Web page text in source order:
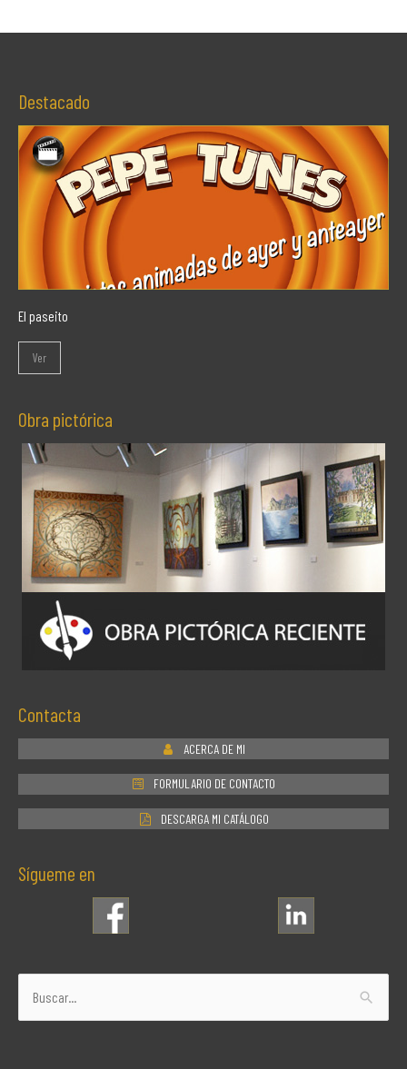
Destacado
El paseito
Ver
Obra pictórica
Contacta
ACERCA DE MI
FORMULARIO DE CONTACTO
DESCARGA MI CATÁLOGO
Sígueme en
Buscar
por: